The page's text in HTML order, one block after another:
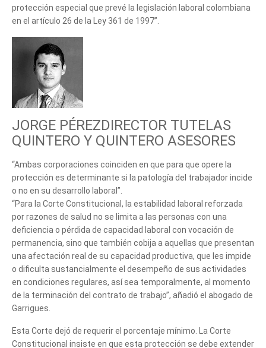
protección especial que prevé la legislación laboral colombiana
en el artículo 26 de la Ley 361 de 1997”.
JORGE PÉREZDIRECTOR TUTELAS
QUINTERO Y QUINTERO ASESORES
“Ambas corporaciones coinciden en que para que opere la
protección es determinante si la patología del trabajador incide
o no en su desarrollo laboral”.
“Para la Corte Constitucional, la estabilidad laboral reforzada
por razones de salud no se limita a las personas con una
deficiencia o pérdida de capacidad laboral con vocación de
permanencia, sino que también cobija a aquellas que presentan
una afectación real de su capacidad productiva, que les impide
o dificulta sustancialmente el desempeño de sus actividades
en condiciones regulares, así sea temporalmente, al momento
de la terminación del contrato de trabajo”, añadió el abogado de
Garrigues.
Esta Corte dejó de requerir el porcentaje mínimo. La Corte
Constitucional insiste en que esta protección se debe extender